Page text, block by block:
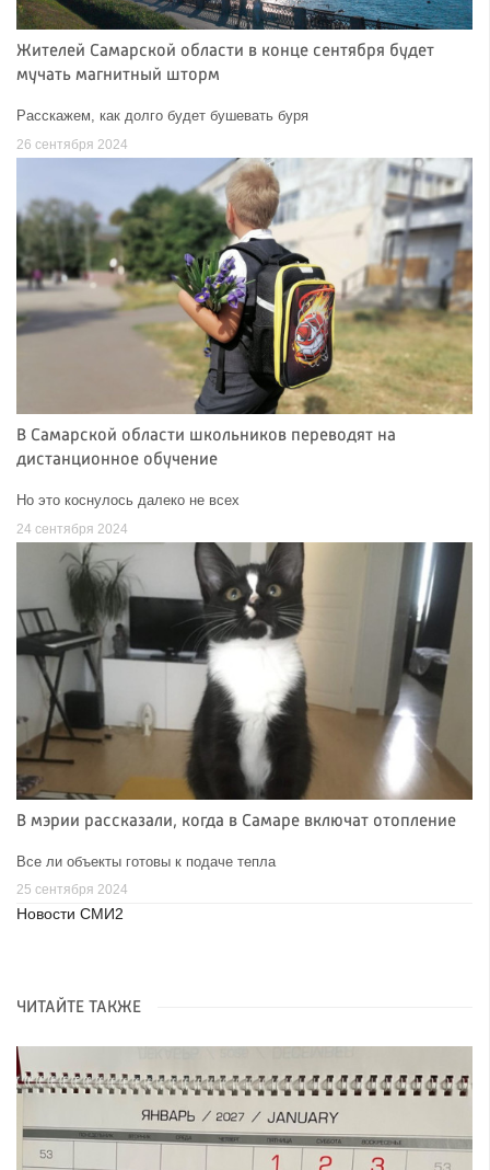
Жителей Самарской области в конце сентября будет
мучать магнитный шторм
Расскажем, как долго будет бушевать буря
26 сентября 2024
В Самарской области школьников переводят на
дистанционное обучение
Но это коснулось далеко не всех
24 сентября 2024
В мэрии рассказали, когда в Самаре включат отопление
Все ли объекты готовы к подаче тепла
25 сентября 2024
Новости СМИ2
ЧИТАЙТЕ ТАКЖЕ